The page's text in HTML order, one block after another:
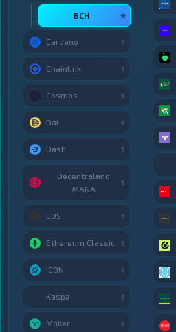
BCH ★
Cardano 1
Chainlink 1
Cosmos 1
Dai 1
Dash 1
Decentraland
MANA
1
EOS 1
Ethereum Classic 1
ICON 1
Kaspa 1
Maker 1